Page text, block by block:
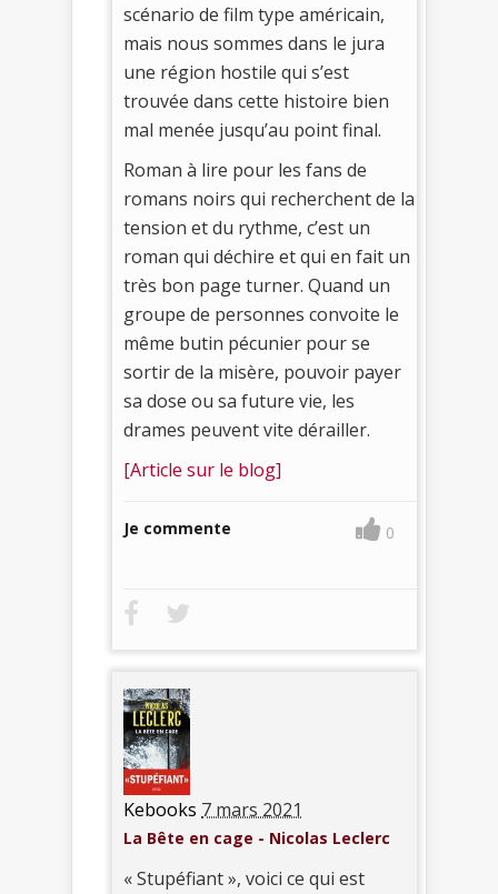
scénario de film type américain,
mais nous sommes dans le jura
une région hostile qui s’est
trouvée dans cette histoire bien
mal menée jusqu’au point final.
Roman à lire pour les fans de
romans noirs qui recherchent de la
tension et du rythme, c’est un
roman qui déchire et qui en fait un
très bon page turner. Quand un
groupe de personnes convoite le
même butin pécunier pour se
sortir de la misère, pouvoir payer
sa dose ou sa future vie, les
drames peuvent vite dérailler.
[Article sur le blog]
Je commente 0
Kebooks 7 mars 2021
La Bête en cage - Nicolas Leclerc
« Stupéfiant », voici ce qui est